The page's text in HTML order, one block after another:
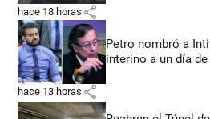
hace 18 horas share
Petro nombró a
interino a un día
hace 13 horas share